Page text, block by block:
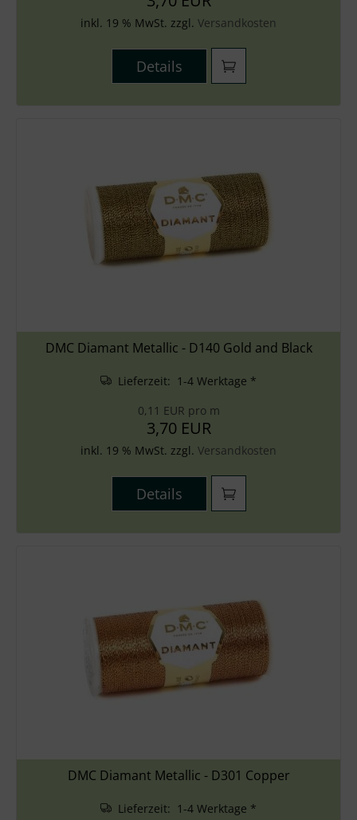
inkl. 19 % MwSt. zzgl. Versandkosten
Details
DMC Diamant Metallic - D140 Gold and Black
Lieferzeit: 1-4 Werktage *
0,11 EUR pro m
3,70 EUR
inkl. 19 % MwSt. zzgl. Versandkosten
Details
DMC Diamant Metallic - D301 Copper
Lieferzeit: 1-4 Werktage *